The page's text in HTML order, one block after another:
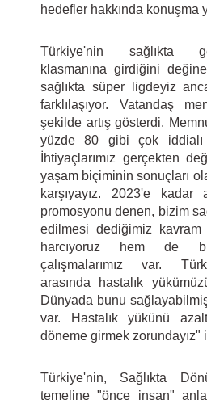
hedefler hakkında konuşma
Türkiye'nin sağlıkta
klasmanına girdiğini
sağlıkta süper ligdeyiz
farklılaşıyor. Vatandaş
şekilde artış gösterdi.
yüzde 80 gibi çok
İhtiyaçlarımız gerçekten
yaşam biçiminin sonuçları
karşıyayız. 2023'e kadar
promosyonu denen, bizim
edilmesi dediğimiz
harcıyoruz hem de
çalışmalarımız var.
arasında hastalık
Dünyada bunu
var. Hastalık yükünü
döneme girmek zorundayız"
Türkiye'nin, Sağlıkta
temeline "önce insan"